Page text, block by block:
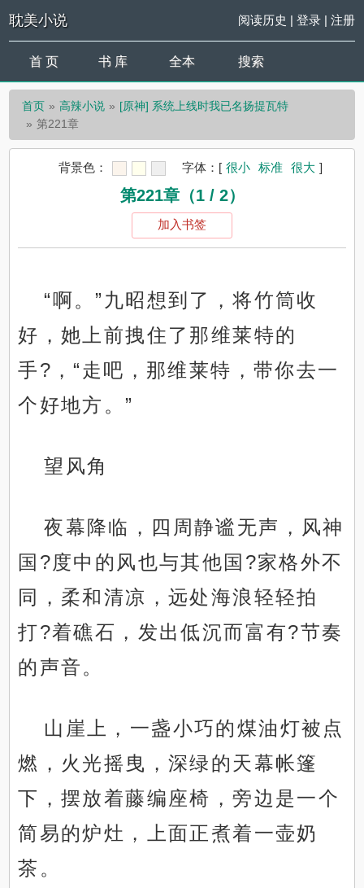
耽美小说 阅读历史 | 登录| 注册
首 页 书 库 全本 搜索
首页 高辣小说
[原神] 系统上线时我已名扬提瓦特
第221章
背景色： 字体： [ 很小 标准 很大 ]
第221章（1 / 2）
加入书签
“啊。”九昭想到了，将竹筒收
好，她上前拽住了那维莱特的
手?，“走吧，那维莱特，带你去一
个好地方。”
望风角
夜幕降临，四周静谧无声，风神
国?度中的风也与其他国?家格外不
同，柔和清凉，远处海浪轻轻拍
打?着礁石，发出低沉而富有?节奏
的声音。
山崖上，一盏小巧的煤油灯被点
燃，火光摇曳，深绿的天幕帐篷
下，摆放着藤编座椅，旁边是一个
简易的炉灶，上面正煮着一壶奶
茶。